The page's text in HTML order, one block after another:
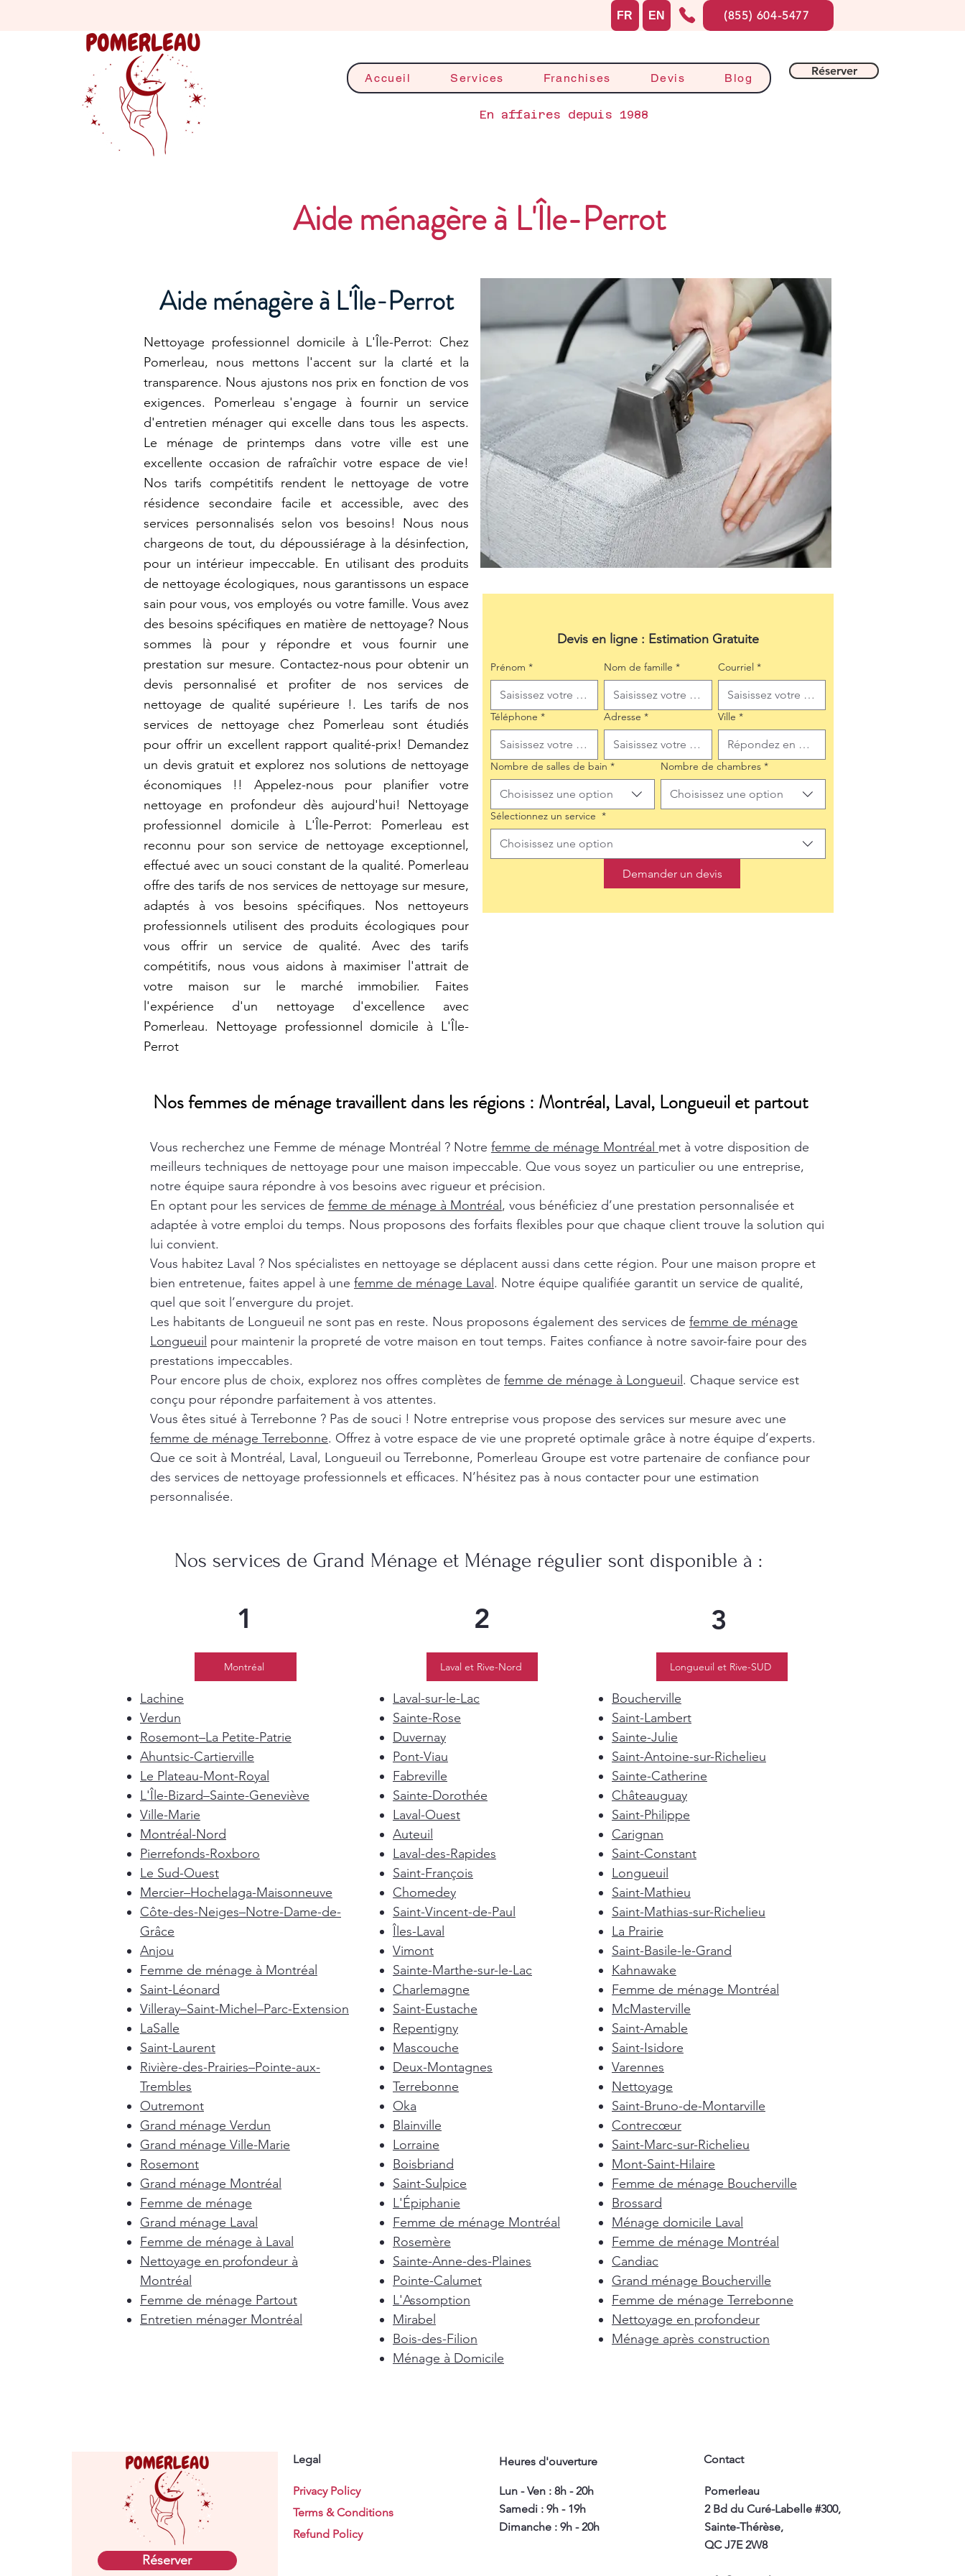
Accueil Services Franchises Devis Blog
Réserver
En affaires depuis 1988
FR EN (855) 604-5477
Aide ménagère à L'Île-Perrot
Aide ménagère à L'Île-Perrot
Nettoyage professionnel domicile à L'Île-Perrot: Chez
Pomerleau, nous mettons l'accent sur la clarté et la
transparence. Nous ajustons nos prix en fonction de vos
exigences. Pomerleau s'engage à fournir un service
d'entretien ménager qui excelle dans tous les aspects.
Le ménage de printemps dans votre ville est une
excellente occasion de rafraîchir votre espace de vie!
Nos tarifs compétitifs rendent le nettoyage de votre
résidence secondaire facile et accessible, avec des
services personnalisés selon vos besoins! Nous nous
chargeons de tout, du dépoussiérage à la désinfection,
pour un intérieur impeccable. En utilisant des produits
de nettoyage écologiques, nous garantissons un espace
sain pour vous, vos employés ou votre famille. Vous avez
des besoins spécifiques en matière de nettoyage? Nous
sommes là pour y répondre et vous fournir une
prestation sur mesure. Contactez-nous pour obtenir un
devis personnalisé et profiter de nos services de
nettoyage de qualité supérieure !. Les tarifs de nos
services de nettoyage chez Pomerleau sont étudiés
pour offrir un excellent rapport qualité-prix! Demandez
un devis gratuit et explorez nos solutions de nettoyage
économiques !! Appelez-nous pour planifier votre
nettoyage en profondeur dès aujourd'hui! Nettoyage
professionnel domicile à L'Île-Perrot: Pomerleau est
reconnu pour son service de nettoyage exceptionnel,
effectué avec un souci constant de la qualité. Pomerleau
offre des tarifs de nos services de nettoyage sur mesure,
adaptés à vos besoins spécifiques. Nos nettoyeurs
professionnels utilisent des produits écologiques pour
vous offrir un service de qualité. Avec des tarifs
compétitifs, nous vous aidons à maximiser l'attrait de
votre maison sur le marché immobilier. Faites
l'expérience d'un nettoyage d'excellence avec
Pomerleau. Nettoyage professionnel domicile à L'Île-
Perrot
Devis en ligne : Estimation Gratuite
Prénom * Nom de famille * Courriel *
Téléphone * Adresse * Ville *
Nombre de salles de bain *
Choisissez une option
Nombre de chambres *
Choisissez une option
Sélectionnez un service *
Choisissez une option
Demander un devis
Nos femmes de ménage travaillent dans les régions : Montréal, Laval, Longueuil et partout
Vous recherchez une Femme de ménage Montréal ? Notre femme de ménage Montréal met à votre disposition de
meilleurs techniques de nettoyage pour une maison impeccable. Que vous soyez un particulier ou une entreprise,
notre équipe saura répondre à vos besoins avec rigueur et précision.
En optant pour les services de femme de ménage à Montréal , vous bénéficiez d’une prestation personnalisée et
adaptée à votre emploi du temps. Nous proposons des forfaits flexibles pour que chaque client trouve la solution qui
lui convient.
Vous habitez Laval ? Nos spécialistes en nettoyage se déplacent aussi dans cette région. Pour une maison propre et
bien entretenue, faites appel à une femme de ménage Laval . Notre équipe qualifiée garantit un service de qualité,
quel que soit l’envergure du projet.
Les habitants de Longueuil ne sont pas en reste. Nous proposons également des services de femme de ménage
Longueuil pour maintenir la propreté de votre maison en tout temps. Faites confiance à notre savoir-faire pour des
prestations impeccables.
Pour encore plus de choix, explorez nos offres complètes de femme de ménage à Longueuil . Chaque service est
conçu pour répondre parfaitement à vos attentes.
Vous êtes situé à Terrebonne ? Pas de souci ! Notre entreprise vous propose des services sur mesure avec une
femme de ménage Terrebonne. Offrez à votre espace de vie une propreté optimale grâce à notre équipe d’experts.
Que ce soit à Montréal, Laval, Longueuil ou Terrebonne, Pomerleau Groupe est votre partenaire de confiance pour
des services de nettoyage professionnels et efficaces. N’hésitez pas à nous contacter pour une estimation
personnalisée.
Nos services de Grand Ménage et Ménage régulier sont disponible à :
1
Montréal
Lachine
Verdun
Rosemont–La Petite-Patrie
Ahuntsic-Cartierville
Le Plateau-Mont-Royal
L'Île-Bizard–Sainte-Geneviève
Ville-Marie
Montréal-Nord
Pierrefonds-Roxboro
Le Sud-Ouest
Mercier–Hochelaga-Maisonneuve
Côte-des-Neiges–Notre-Dame-de-
Grâce
Anjou
Femme de ménage à Montréal
Saint-Léonard
Villeray–Saint-Michel–Parc-Extension
LaSalle
Saint-Laurent
Rivière-des-Prairies–Pointe-aux-
Trembles
Outremont
Grand ménage Verdun
Grand ménage Ville-Marie
Rosemont
Grand ménage Montréal
Femme de ménage
Grand ménage Laval
Femme de ménage à Laval
Nettoyage en profondeur à
Montréal
Femme de ménage Partout
Entretien ménager Montréal
2
Laval et Rive-Nord
Laval-sur-le-Lac
Sainte-Rose
Duvernay
Pont-Viau
Fabreville
Sainte-Dorothée
Laval-Ouest
Auteuil
Laval-des-Rapides
Saint-François
Chomedey
Saint-Vincent-de-Paul
Îles-Laval
Vimont
Sainte-Marthe-sur-le-Lac
Charlemagne
Saint-Eustache
Repentigny
Mascouche
Deux-Montagnes
Terrebonne
Oka
Blainville
Lorraine
Boisbriand
Saint-Sulpice
L'Épiphanie
Femme de ménage Montréal
Rosemère
Sainte-Anne-des-Plaines
Pointe-Calumet
L'Assomption
Mirabel
Bois-des-Filion
Ménage à Domicile
3
Longueuil et Rive-SUD
Boucherville
Saint-Lambert
Sainte-Julie
Saint-Antoine-sur-Richelieu
Sainte-Catherine
Châteauguay
Saint-Philippe
Carignan
Saint-Constant
Longueuil
Saint-Mathieu
Saint-Mathias-sur-Richelieu
La Prairie
Saint-Basile-le-Grand
Kahnawake
Femme de ménage Montréal
McMasterville
Saint-Amable
Saint-Isidore
Varennes
Nettoyage
Saint-Bruno-de-Montarville
Contrecœur
Saint-Marc-sur-Richelieu
Mont-Saint-Hilaire
Femme de ménage Boucherville
Brossard
Ménage domicile Laval
Femme de ménage Montréal
Candiac
Grand ménage Boucherville
Femme de ménage Terrebonne
Nettoyage en profondeur
Ménage après construction
Réserver
Legal
Privacy Policy
Terms & Conditions
Refund Policy
Heures d'ouverture
Lun - Ven : 8h - 20h
Samedi : 9h - 19h
Dimanche : 9h - 20h
Contact
Pomerleau
2 Bd du Curé-Labelle #300,
Sainte-Thérèse,
QC J7E 2W8